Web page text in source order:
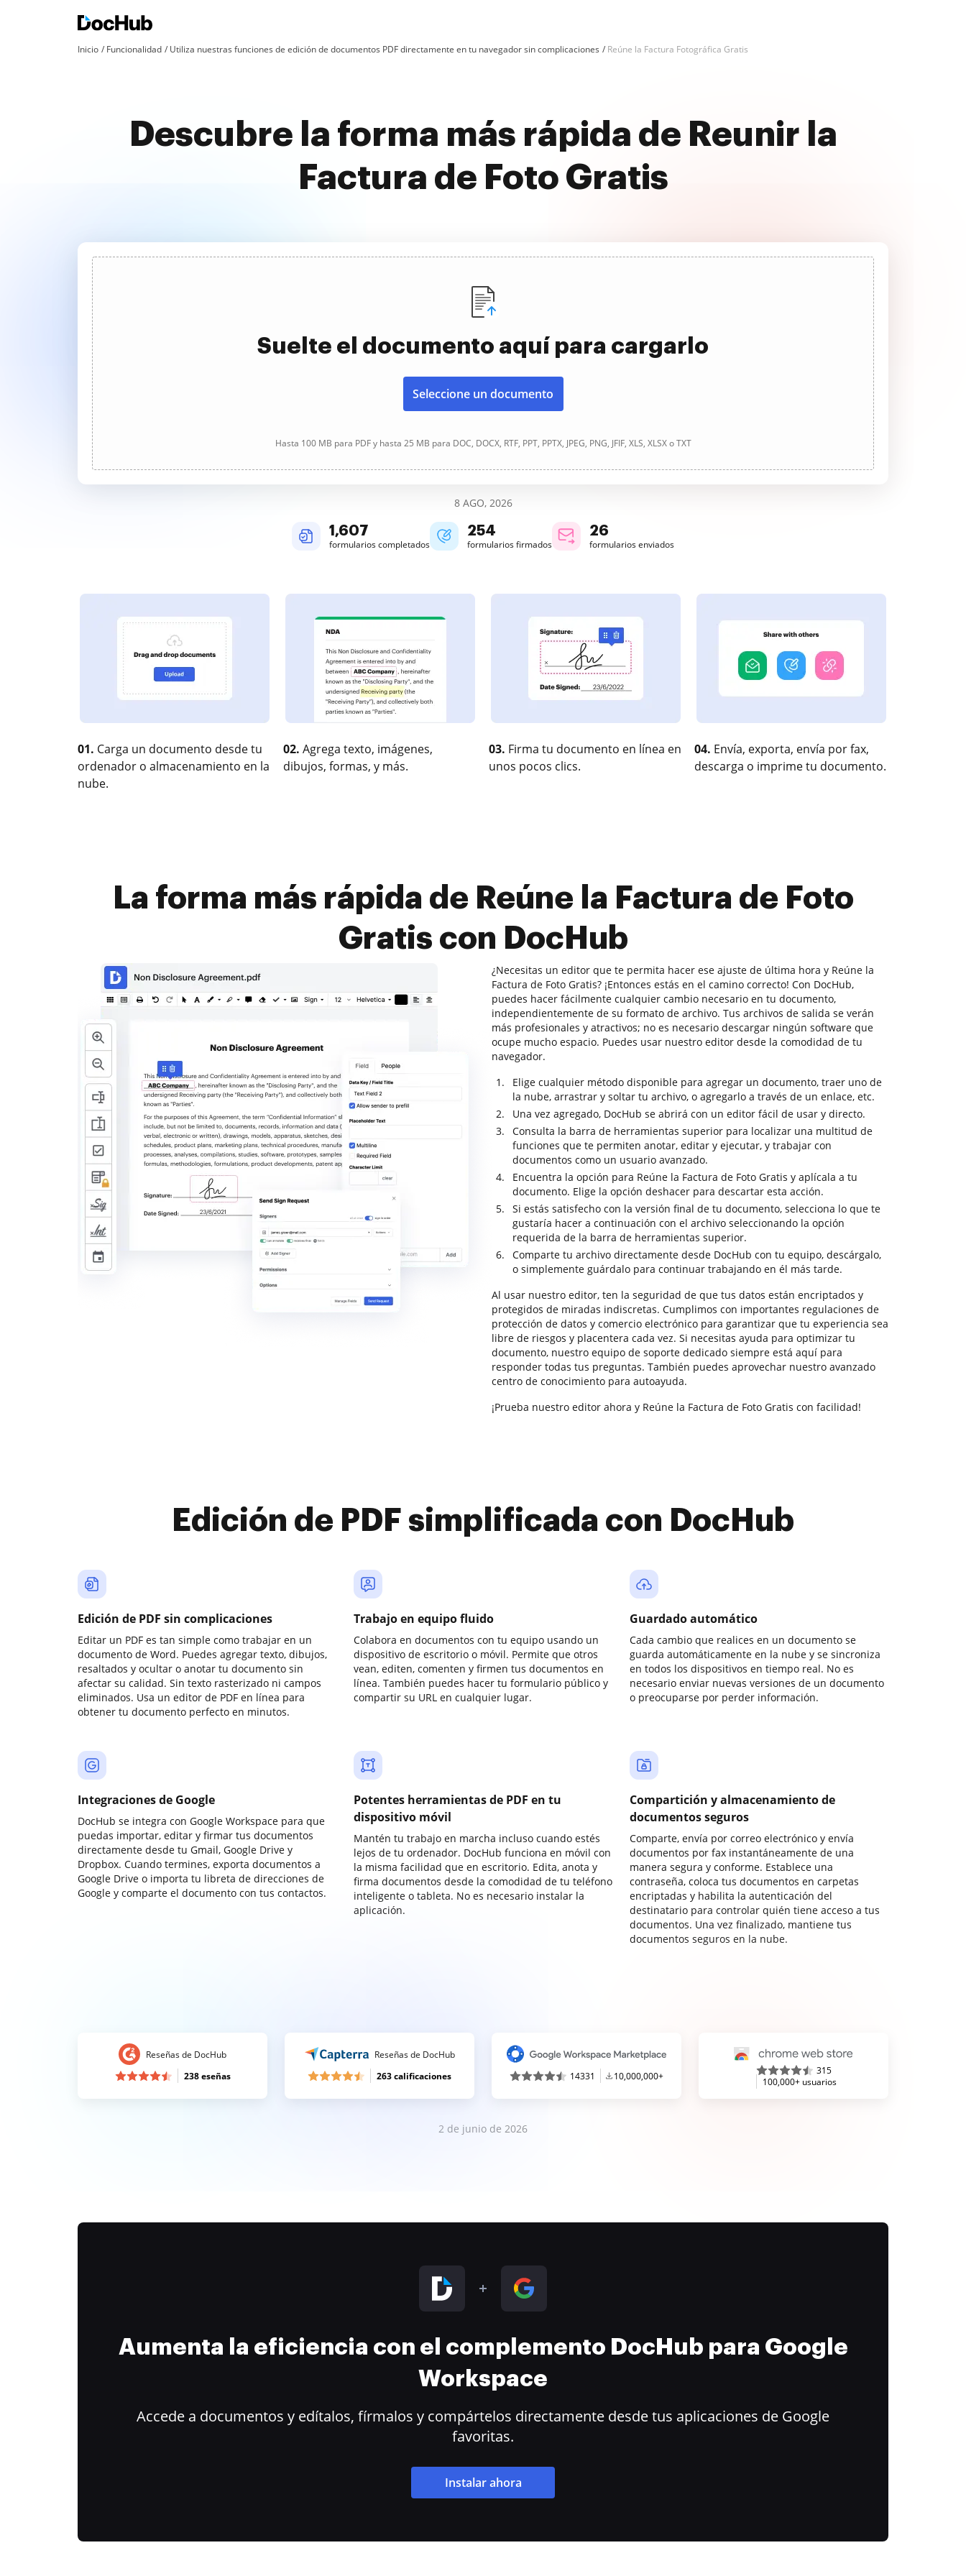
Inicio Funcionalidad Utiliza nuestras funciones de edición de documentos PDF directamente en tu navegador sin complicaciones Reúne la Factura Fotográfica Gratis
Descubre la forma más rápida de Reunir la
Factura de Foto Gratis
Suelte el documento aquí para cargarlo
Seleccione un documento
Hasta 100 MB para PDF y hasta 25 MB para DOC, DOCX, RTF, PPT, PPTX, JPEG, PNG, JFIF, XLS, XLSX o TXT
8 AGO, 2026
1,607
formularios completados
254
formularios firmados
26
formularios enviados
01. Carga un documento desde tu
ordenador o almacenamiento en la
nube.
02. Agrega texto, imágenes,
dibujos, formas, y más.
03. Firma tu documento en línea en
unos pocos clics.
04. Envía, exporta, envía por fax,
descarga o imprime tu documento.
La forma más rápida de Reúne la Factura de Foto
Gratis con DocHub
¿Necesitas un editor que te permita hacer ese ajuste de última hora y Reúne la
Factura de Foto Gratis? ¡Entonces estás en el camino correcto! Con DocHub,
puedes hacer fácilmente cualquier cambio necesario en tu documento,
independientemente de su formato de archivo. Tus archivos de salida se verán
más profesionales y atractivos; no es necesario descargar ningún software que
ocupe mucho espacio. Puedes usar nuestro editor desde la comodidad de tu
navegador.
Elige cualquier método disponible para agregar un documento, traer uno de
la nube, arrastrar y soltar tu archivo, o agregarlo a través de un enlace, etc.
Una vez agregado, DocHub se abrirá con un editor fácil de usar y directo.
Consulta la barra de herramientas superior para localizar una multitud de
funciones que te permiten anotar, editar y ejecutar, y trabajar con
documentos como un usuario avanzado.
Encuentra la opción para Reúne la Factura de Foto Gratis y aplícala a tu
documento. Elige la opción deshacer para descartar esta acción.
Si estás satisfecho con la versión final de tu documento, selecciona lo que te
gustaría hacer a continuación con el archivo seleccionando la opción
requerida de la barra de herramientas superior.
Comparte tu archivo directamente desde DocHub con tu equipo, descárgalo,
o simplemente guárdalo para continuar trabajando en él más tarde.
Al usar nuestro editor, ten la seguridad de que tus datos están encriptados y
protegidos de miradas indiscretas. Cumplimos con importantes regulaciones de
protección de datos y comercio electrónico para garantizar que tu experiencia sea
libre de riesgos y placentera cada vez. Si necesitas ayuda para optimizar tu
documento, nuestro equipo de soporte dedicado siempre está aquí para
responder todas tus preguntas. También puedes aprovechar nuestro avanzado
centro de conocimiento para autoayuda.
¡Prueba nuestro editor ahora y Reúne la Factura de Foto Gratis con facilidad!
Edición de PDF simplificada con DocHub
Edición de PDF sin complicaciones
Editar un PDF es tan simple como trabajar en un
documento de Word. Puedes agregar texto, dibujos,
resaltados y ocultar o anotar tu documento sin
afectar su calidad. Sin texto rasterizado ni campos
eliminados. Usa un editor de PDF en línea para
obtener tu documento perfecto en minutos.
Trabajo en equipo fluido
Colabora en documentos con tu equipo usando un
dispositivo de escritorio o móvil. Permite que otros
vean, editen, comenten y firmen tus documentos en
línea. También puedes hacer tu formulario público y
compartir su URL en cualquier lugar.
Guardado automático
Cada cambio que realices en un documento se
guarda automáticamente en la nube y se sincroniza
en todos los dispositivos en tiempo real. No es
necesario enviar nuevas versiones de un documento
o preocuparse por perder información.
Integraciones de Google
DocHub se integra con Google Workspace para que
puedas importar, editar y firmar tus documentos
directamente desde tu Gmail, Google Drive y
Dropbox. Cuando termines, exporta documentos a
Google Drive o importa tu libreta de direcciones de
Google y comparte el documento con tus contactos.
Potentes herramientas de PDF en tu
dispositivo móvil
Mantén tu trabajo en marcha incluso cuando estés
lejos de tu ordenador. DocHub funciona en móvil con
la misma facilidad que en escritorio. Edita, anota y
firma documentos desde la comodidad de tu teléfono
inteligente o tableta. No es necesario instalar la
aplicación.
Compartición y almacenamiento de
documentos seguros
Comparte, envía por correo electrónico y envía
documentos por fax instantáneamente de una
manera segura y conforme. Establece una
contraseña, coloca tus documentos en carpetas
encriptadas y habilita la autenticación del
destinatario para controlar quién tiene acceso a tus
documentos. Una vez finalizado, mantiene tus
documentos seguros en la nube.
Reseñas de DocHub
238 eseñas
Reseñas de DocHub
263 calificaciones
14331 10,000,000+
315
100,000+ usuarios
2 de junio de 2026
Aumenta la eficiencia con el complemento DocHub para Google
Workspace
Accede a documentos y edítalos, fírmalos y compártelos directamente desde tus aplicaciones de Google
favoritas.
Instalar ahora